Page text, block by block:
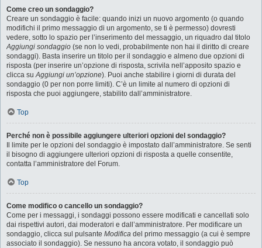
Come creo un sondaggio?
Creare un sondaggio è facile: quando inizi un nuovo argomento (o quando
modifichi il primo messaggio di un argomento, se ti è permesso) dovresti
vedere, sotto lo spazio per l’inserimento del messaggio, un riquadro dal titolo
Aggiungi sondaggio (se non lo vedi, probabilmente non hai il diritto di creare
sondaggi). Basta inserire un titolo per il sondaggio e almeno due opzioni di
risposta (per inserire un’opzione di risposta, scrivila nell’apposito spazio e
clicca suAggiungi un’opzione). Puoi anche stabilire i giorni di durata del
sondaggio (0 per non porre limiti). C’è un limite al numero di opzioni di
risposta che puoi aggiungere, stabilito dall’amministratore.
Top
Perché non è possibile aggiungere ulteriori opzioni del sondaggio?
Il limite per le opzioni del sondaggio è impostato dall’amministratore. Se senti
il bisogno di aggiungere ulteriori opzioni di risposta a quelle consentite,
contatta l’amministratore del Forum.
Top
Come modifico o cancello un sondaggio?
Come per i messaggi, i sondaggi possono essere modificati e cancellati solo
dai rispettivi autori, dai moderatori e dall’amministratore. Per modificare un
sondaggio, clicca sul pulsante Modifica del primo messaggio (a cui è sempre
associato il sondaggio). Se nessuno ha ancora votato, il sondaggio può